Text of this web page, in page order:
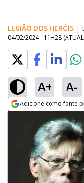
LEGIÃO DOS HERÓIS |
04/02/2024 - 11H28
A+ A-
Adicione como fonte
Opens in new window